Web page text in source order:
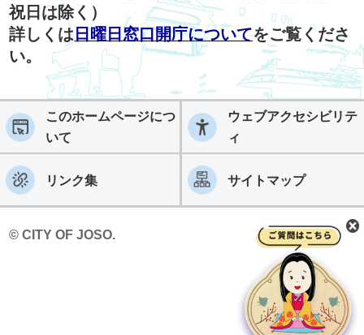
祝日は除く）
詳しくは 日曜日窓口開庁についてをご覧くださ
い。
このホームページにつ
いて
ウェブアクセシビリテ
ィ
リンク集 サイトマップ
© CITY OF JOSO.